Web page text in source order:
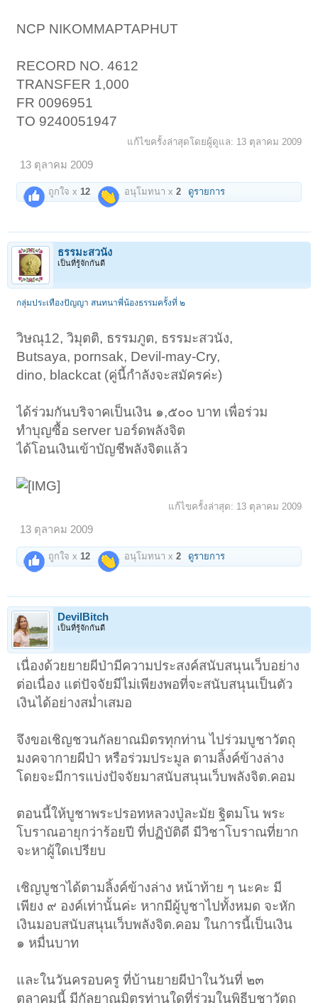
NCP NIKOMMAPTAPHUT
RECORD NO. 4612
TRANSFER 1,000
FR 0096951
TO 9240051947
แก้ไขครั้งล่าสุดโดยผู้ดูแล: 13 ตุลาคม 2009
13 ตุลาคม 2009
ถูกใจ x 12 อนุโมทนา x2 ดูรายการ
ธรรมะสวนัง
เป็นที่รู้จักกันดี
กลุ่มประเทืองปัญญา สนทนาพี่น้องธรรมครั้งที่ ๒
วิษณุ12, วิมุตติ, ธรรมภูต, ธรรมะสวนัง,
Butsaya, pornsak, Devil-may-Cry,
dino, blackcat (คู่นี้กำลังจะสมัครค่ะ)
ได้ร่วมกันบริจาคเป็นเงิน ๑,๕๐๐ บาท เพื่อร่วม
ทำบุญซื้อ server บอร์ดพลังจิต
ได้โอนเงินเข้าบัญชีพลังจิตแล้ว
แก้ไขครั้งล่าสุด: 13 ตุลาคม 2009
13 ตุลาคม 2009
ถูกใจ x 12 อนุโมทนา x2 ดูรายการ
DevilBitch
เป็นที่รู้จักกันดี
เนื่องด้วยยายผีป่ามีความประสงค์สนับสนุนเว็บอย่าง
ต่อเนื่อง แต่ปัจจัยมีไม่เพียงพอที่จะสนับสนุนเป็นตัว
เงินได้อย่างสม่ำเสมอ
จึงขอเชิญชวนกัลยาณมิตรทุกท่าน ไปร่วมบูชาวัตถุ
มงคจากายผีป่า หรือร่วมประมูล ตามลิ้งค์ข้างล่าง
โดยจะมีการแบ่งปัจจัยมาสนับสนุนเว็บพลังจิต.คอม
ตอนนี้ให้บูชาพระปรอทหลวงปู่ละมัย ฐิตมโน พระ
โบราณอายุกว่าร้อยปี ที่ปฏิบัติดี มีวิชาโบราณที่ยาก
จะหาผู้ใดเปรียบ
เชิญบูชาได้ตามลิ้งค์ข้างล่าง หน้าท้าย ๆ นะคะ มี
เพียง ๙ องค์เท่านั้นค่ะ หากมีผู้บูชาไปทั้งหมด จะหัก
เงินมอบสนับสนุนเว็บพลังจิต.คอม ในการนี้เป็นเงิน
๑ หมื่นบาท
และในวันครอบครู ที่บ้านยายผีป่าในวันที่ ๒๓
ตุลาคมนี้ มีกัลยาณมิตรท่านใดที่ร่วมในพิธีบูชาวัตถุ
< ย้อนกลับ 1 ← 4 5
ถัดไป >